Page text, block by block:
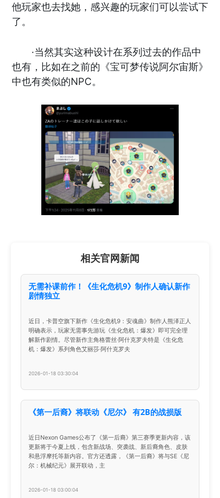
他玩家也去找她，感兴趣的玩家们可以尝试下
了。
·当然其实这种设计在系列过去的作品中
也有，比如在之前的《宝可梦传说阿尔宙斯》
中也有类似的NPC。
相关官网新闻
无需补课前作！《生化危机9》制作人确认新作
剧情独立
近日，卡普空旗下新作《生化危机9：安魂曲》制作人熊泽正人
明确表示，玩家无需事先游玩《生化危机：爆发》即可完全理
解新作剧情。尽管新作主角格蕾丝·阿什克罗夫特是《生化危
机：爆发》系列角色艾丽莎·阿什克罗夫
2026-01-18 03:30:04
《第一后裔》将联动《尼尔》 有2B的战损版
近日Nexon Games公布了《第一后裔》第三赛季更新内容，该
更新将于今夏上线，包含新战场、突袭战、新后裔角色、皮肤
和悬浮摩托等新内容。官方还透露，《第一后裔》将与SE《尼
尔：机械纪元》展开联动，主
2026-01-18 03:00:04